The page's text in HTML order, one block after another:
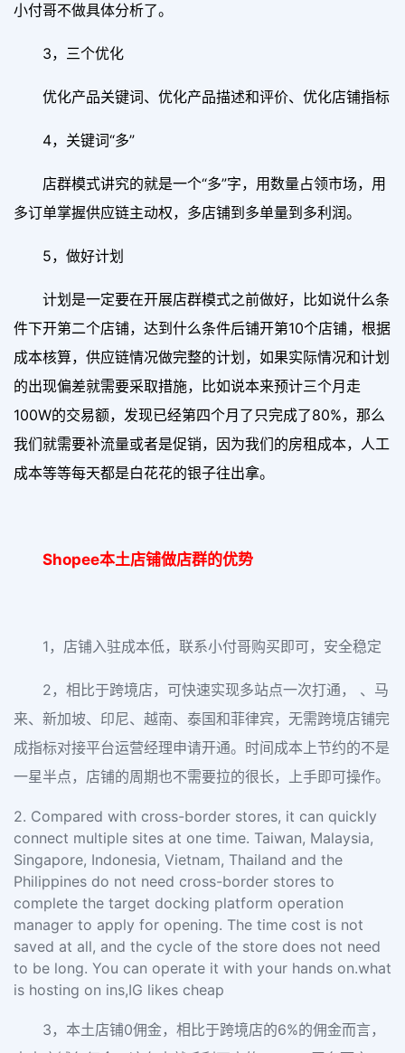
小付哥不做具体分析了。
3，三个优化
优化产品关键词、优化产品描述和评价、优化店铺指标
4，关键词“多”
店群模式讲究的就是一个“多”字，用数量占领市场，用
多订单掌握供应链主动权，多店铺到多单量到多利润。
5，做好计划
计划是一定要在开展店群模式之前做好，比如说什么条
件下开第二个店铺，达到什么条件后铺开第10个店铺，根据
成本核算，供应链情况做完整的计划，如果实际情况和计划
的出现偏差就需要采取措施，比如说本来预计三个月走
100W的交易额，发现已经第四个月了只完成了80%，那么
我们就需要补流量或者是促销，因为我们的房租成本，人工
成本等等每天都是白花花的银子往出拿。
Shopee本土店铺做店群的优势
1，店铺入驻成本低，联系小付哥购买即可，安全稳定
2，相比于跨境店，可快速实现多站点一次打通， 、马
来、新加坡、印尼、越南、泰国和菲律宾，无需跨境店铺完
成指标对接平台运营经理申请开通。时间成本上节约的不是
一星半点，店铺的周期也不需要拉的很长，上手即可操作。
2. Compared with cross-border stores, it can quickly
connect multiple sites at one time. Taiwan, Malaysia,
Singapore, Indonesia, Vietnam, Thailand and the
Philippines do not need cross-border stores to
complete the target docking platform operation
manager to apply for opening. The time cost is not
saved at all, and the cycle of the store does not need
to be long. You can operate it with your hands on.what
is hosting on ins,IG likes cheap
3，本土店铺0佣金，相比于跨境店的6%的佣金而言，